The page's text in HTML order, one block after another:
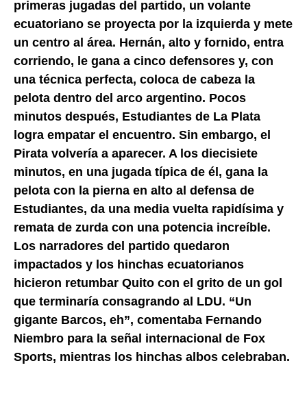
primeras jugadas del partido, un volante
ecuatoriano se proyecta por la izquierda y mete
un centro al área. Hernán, alto y fornido, entra
corriendo, le gana a cinco defensores y, con
una técnica perfecta, coloca de cabeza la
pelota dentro del arco argentino. Pocos
minutos después, Estudiantes de La Plata
logra empatar el encuentro. Sin embargo, el
Pirata volvería a aparecer. A los diecisiete
minutos, en una jugada típica de él, gana la
pelota con la pierna en alto al defensa de
Estudiantes, da una media vuelta rapidísima y
remata de zurda con una potencia increíble.
Los narradores del partido quedaron
impactados y los hinchas ecuatorianos
hicieron retumbar Quito con el grito de un gol
que terminaría consagrando al LDU. “Un
gigante Barcos, eh”, comentaba Fernando
Niembro para la señal internacional de Fox
Sports, mientras los hinchas albos celebraban.